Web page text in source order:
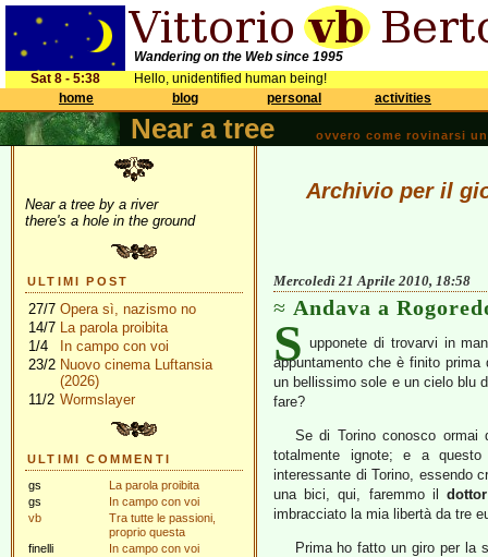
Wandering on the Web since 1995
Sat 8 - 5:38
Hello, unidentified human being!
home
blog personal activities
Near a tree ovvero come rovinarsi
Near a tree by a river
there's a hole in the ground
ULTIMI POST
27/7 Opera sì, nazismo no
14/7 La parola proibita
1/4
In campo con voi
23/2 Nuovo cinema Luftansia
(2026)
11/2 Wormslayer
ULTIMI COMMENTI
gs
La parola proibita
gs
In campo con voi
vb
Tra tutte le passioni,
proprio questa
finelli
In campo con voi
Archivio per il
Mercoledì 21 Aprile 2010, 18:58
Andava a
S upponete di trovarvi in
appuntamento che è finito prima
un bellissimo sole e un cielo blu
fare?
Se di Torino conosco ormai
totalmente ignote; e a
interessante di Torino, essendo
una bici, qui, faremmo il
imbracciato la mia libertà da tre
Prima ho fatto un giro per la